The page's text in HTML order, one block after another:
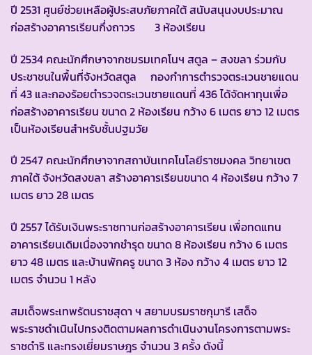
ปี 2531 ศูนย์ช่วยเหลือผู้ประสบภัยภาคใต้ สนับสนุนงบประมาณ
ก่อสร้างอาคารเรียนกึ่งถาวร 3 ห้องเรียน
ปี 2534 คณะนักศึกษาจากชมรมเทคโนฯ สตูล – สงขลา ร่วมกับ
ประชาชนในพื้นที่จังหวัดสตูล กองกำการตำรวจตระเวนชายแดน
ที่ 43 และกองร้อยตำรวจตระเวนชายแดนที่ 436 ได้จัดหาทุนเพื่อ
ก่อสร้างอาคารเรียน ขนาด 2 ห้องเรียน กว้าง 6 เมตร ยาว 12 เมตร
เป็นห้องเรียนสำหรับชั้นปฐมวัย
ปี 2547 คณะนักศึกษาจากสถาบันเทคโนโลยีราชมงคล วิทยาเขต
ภาคใต้ จังหวัดสงขลา สร้างอาคารเรียนขนาด 4 ห้องเรียน กว้าง 7
เมตร ยาว 28 เมตร
ปี 2557 ได้รับเงินพระราชทานก่อสร้างอาคารเรียน เพื่อทดแทน
อาคารเรียนเดิมเนื่องจากชำรุด ขนาด 8 ห้องเรียน กว้าง 6 เมตร
ยาว 48 เมตร และบ้านพักครู ขนาด 3 ห้อง กว้าง 4 เมตร ยาว 12
เมตร จำนวน 1 หลัง
สมเด็จพระเทพรัตนราชสุดา ฯ สยามบรมราชกุมารี เสด็จ
พระราชดำเนินไปทรงติดตามผลการดำเนินงานโครงการตามพระ
ราชดำริ และทรงเยี่ยมราษฎร จำนวน 3 ครั้ง ดังนี้